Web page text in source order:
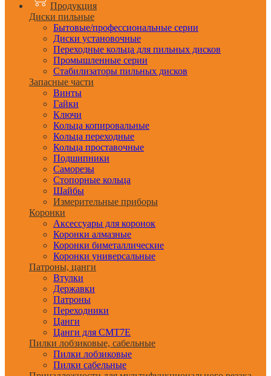
Продукция
Диски пильные
Бытовые/профессиональные серии
Диски установочные
Переходные кольца для пильных дисков
Промышленные серии
Стабилизаторы пильных дисков
Запасные части
Винты
Гайки
Ключи
Кольца копировальные
Кольца переходные
Кольца проставочные
Подшипники
Саморезы
Стопорные кольца
Шайбы
Измерительные приборы
Коронки
Аксессуары для коронок
Коронки алмазные
Коронки биметаллические
Коронки универсальные
Патроны, цанги
Втулки
Державки
Патроны
Переходники
Цанги
Цанги для CMT7E
Пилки лобзиковые, сабельные
Пилки лобзиковые
Пилки сабельные